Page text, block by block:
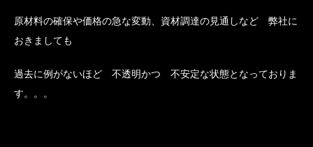
原材料の確保や価格の急な変動、資材調達の見通しなど 弊社に
おきましても
過去に例がないほど 不透明かつ 不安定な状態となっておりま
す。。。